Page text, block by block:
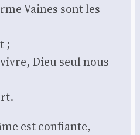
Vaines sont les
;
Dieu seul nous
est confiante,